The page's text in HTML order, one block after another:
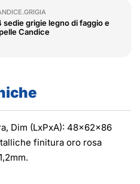
sedie grigie legno di faggio e
Candice
Dim (LxPxA): 48x62x86
finitura oro rosa